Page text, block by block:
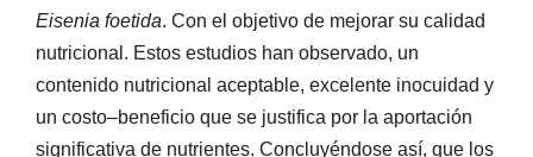
Eisenia foetida. Con el objetivo de mejorar su calidad
nutricional. Estos estudios han observado, un
contenido nutricional aceptable, excelente inocuidad y
un costo–beneficio que se justifica por la aportación
significativa de nutrientes. Concluyéndose así, que los